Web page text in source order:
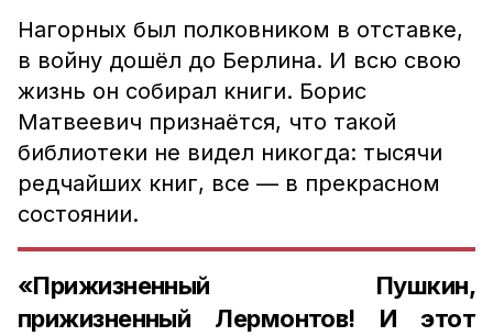
Нагорных был полковником в отставке,
в войну дошёл до Берлина. И всю свою
жизнь он собирал книги. Борис
Матвеевич признаётся, что такой
библиотеки не видел никогда: тысячи
редчайших книг, все — в прекрасном
состоянии.
«Прижизненный Пушкин,
прижизненный Лермонтов! И этот